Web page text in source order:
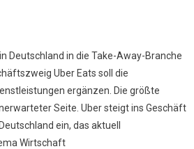
Deutschland in die Take-Away-Branche
Uber Eats soll die
ergänzen. Die größte
Seite. Uber steigt ins Geschäft
ein, das aktuell
Wirtschaft